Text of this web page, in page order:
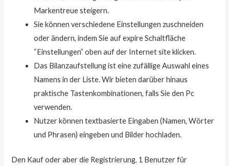
Markentreue steigern.
Sie können verschiedene Einstellungen zuschneiden
oder ändern, indem Sie auf expire Schaltfläche
“Einstellungen” oben auf der Internet site klicken.
Das Bilanzaufstellung ist eine zufällige Auswahl eines
Namens in der Liste. Wir bieten darüber hinaus
praktische Tastenkombinationen, falls Sie den Pc
verwenden.
Nutzer können textbasierte Eingaben (Namen, Wörter
und Phrasen) eingeben und Bilder hochladen.
Den Kauf oder aber die Registrierung, 1 Benutzer für